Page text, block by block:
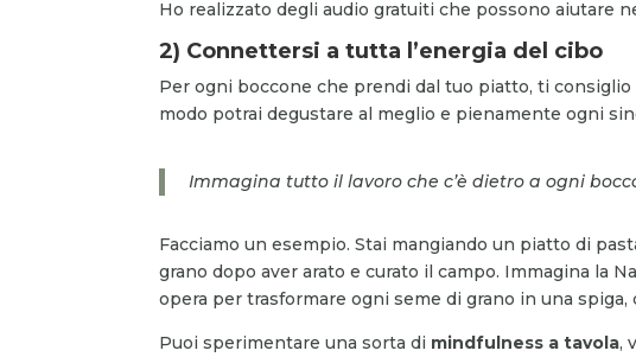
Ho realizzato degli audio gratuiti che possono aiutare
2) Connettersi a tutta l’energia del cibo
Per ogni boccone che prendi dal tuo piatto, ti consiglio
modo potrai degustare al meglio e pienamente ogni
Immagina tutto il lavoro che c’è dietro a ogni
Facciamo un esempio. Stai mangiando un piatto di
grano dopo aver arato e curato il campo. Immagina la
opera per trasformare ogni seme di grano in una
Puoi sperimentare una sorta di mindfulness a tavola,